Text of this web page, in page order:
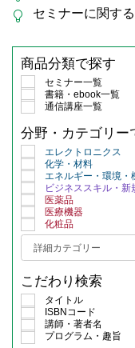
セミナーに関す
商品分類で探す
セミナー一覧
書籍・ebook一覧
通信講座一覧
分野・カテゴリー
エレクトロニクス
化学・材料
エネルギー・環境・
ビジネススキル・新
医薬品
医療機器
化粧品
こだわり検索
タイトル
ISBNコード
講師・著者名
プログラム・趣旨